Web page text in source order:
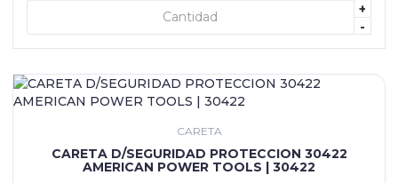
+
-
+ AGREGAR
CARETA
CARETA D/SEGURIDAD PROTECCION 30422
AMERICAN POWER TOOLS | 30422